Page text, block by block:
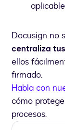
Docusign no
centraliza
ellos
firmado.
Habla con
cómo
procesos.